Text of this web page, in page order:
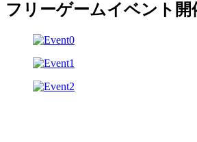
フリーゲームイベント開